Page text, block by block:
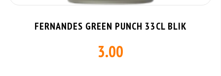
FERNANDES GREEN PUNCH 33CL BLIK
3.00